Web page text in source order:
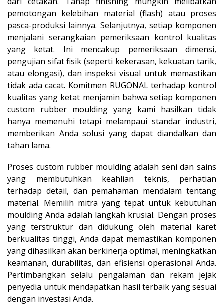
pemotongan kelebihan material (flash) atau proses
pasca-produksi lainnya. Selanjutnya, setiap komponen
menjalani serangkaian pemeriksaan kontrol kualitas
yang ketat. Ini mencakup pemeriksaan dimensi,
pengujian sifat fisik (seperti kekerasan, kekuatan tarik,
atau elongasi), dan inspeksi visual untuk memastikan
tidak ada cacat. Komitmen RUGONAL terhadap kontrol
kualitas yang ketat menjamin bahwa setiap komponen
custom rubber moulding yang kami hasilkan tidak
hanya memenuhi tetapi melampaui standar industri,
memberikan Anda solusi yang dapat diandalkan dan
tahan lama.
Proses custom rubber moulding adalah seni dan sains
yang membutuhkan keahlian teknis, perhatian
terhadap detail, dan pemahaman mendalam tentang
material. Memilih mitra yang tepat untuk kebutuhan
moulding Anda adalah langkah krusial. Dengan proses
yang terstruktur dan didukung oleh material karet
berkualitas tinggi, Anda dapat memastikan komponen
yang dihasilkan akan berkinerja optimal, meningkatkan
keamanan, durabilitas, dan efisiensi operasional Anda.
Pertimbangkan selalu pengalaman dan rekam jejak
penyedia untuk mendapatkan hasil terbaik yang sesuai
dengan investasi Anda.